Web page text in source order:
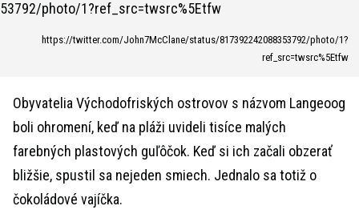
https://twitter.com/John7McClane/status/817392242088353792/photo/1?
ref_src=twsrc%5Etfw
Obyvatelia Východofriských ostrovov s názvom Langeoog
boli ohromení, keď na pláži uvideli tisíce malých
farebných plastových guľôčok. Keď si ich začali obzerať
bližšie, spustil sa nejeden smiech. Jednalo sa totiž o
čokoládové vajíčka.